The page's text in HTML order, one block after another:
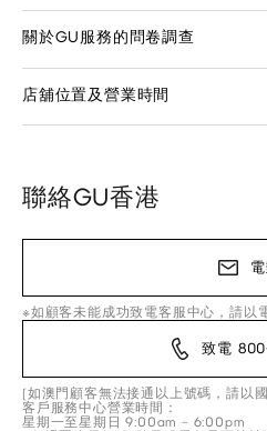
關於GU服務的問卷調查
店舖位置及營業時間
聯絡GU香港
※如顧客未能成功致電客服中心，請以
致電
(如澳門顧客無法接通以上號碼，請以
客戶服務中心營業時間：
星期一至星期日 9:00am – 6:00pm